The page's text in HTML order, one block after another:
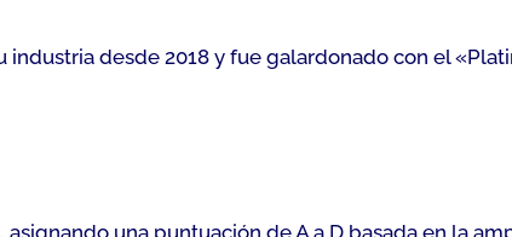
desde 2018 y fue galardonado con el
una puntuación de A a D basada en la